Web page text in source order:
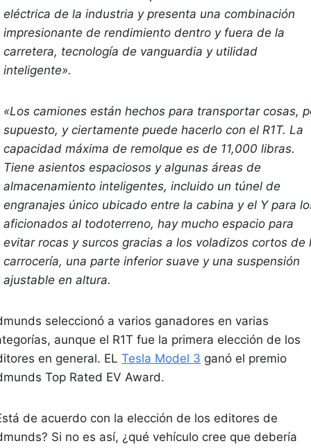
eléctrica de la industria y presenta una combinación
impresionante de rendimiento dentro y fuera de la
carretera, tecnología de vanguardia y utilidad
inteligente».
«Los camiones están hechos para transportar cosas,
supuesto, y ciertamente puede hacerlo con el R1T. La
capacidad máxima de remolque es de 11,000 libras.
Tiene asientos espaciosos y algunas áreas de
almacenamiento inteligentes, incluido un túnel de
engranajes único ubicado entre la cabina y el Y para
aficionados al todoterreno, hay mucho espacio para
evitar rocas y surcos gracias a los voladizos cortos de
carrocería, una parte inferior suave y una suspensión
ajustable en altura.
seleccionó a varios ganadores en varias
aunque el R1T fue la primera elección de los
en general. EL Tesla Model 3 ganó el premio
Top Rated EV Award.
de acuerdo con la elección de los editores de
Si no es así, ¿qué vehículo cree que debería